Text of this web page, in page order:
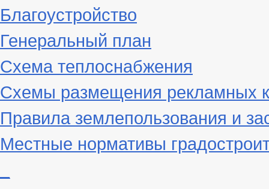
Благоустройство
Генеральный план
Схема теплоснабжения
Схемы размещения рекламных
Правила землепользования и
Местные нормативы